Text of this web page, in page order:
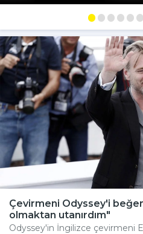
Çevirmeni Odyssey'i
olmaktan utanırdım"
Odyssey'in İngilizce çevirmeni